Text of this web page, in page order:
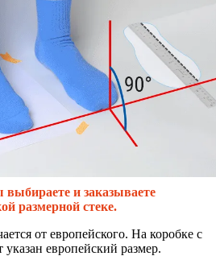
и заказываете
размерной стеке.
от европейского. На коробке с
указан европейский размер.